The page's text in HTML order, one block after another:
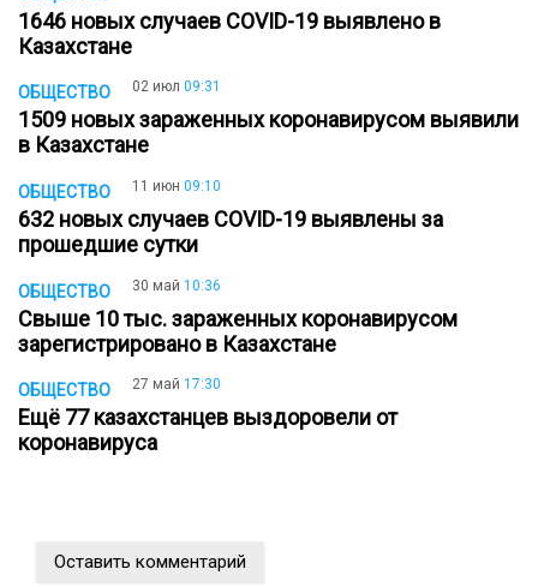
1646 новых случаев COVID-19 выявлено в
Казахстане
ОБЩЕСТВО 02 июл 09:31
1509 новых зараженных коронавирусом выявили
в Казахстане
ОБЩЕСТВО 11 июн 09:10
632 новых случаев COVID-19 выявлены за
прошедшие сутки
ОБЩЕСТВО 30 май 10:36
Свыше 10 тыс. зараженных коронавирусом
зарегистрировано в Казахстане
ОБЩЕСТВО 27 май 17:30
Ещё 77 казахстанцев выздоровели от
коронавируса
Оставить комментарий